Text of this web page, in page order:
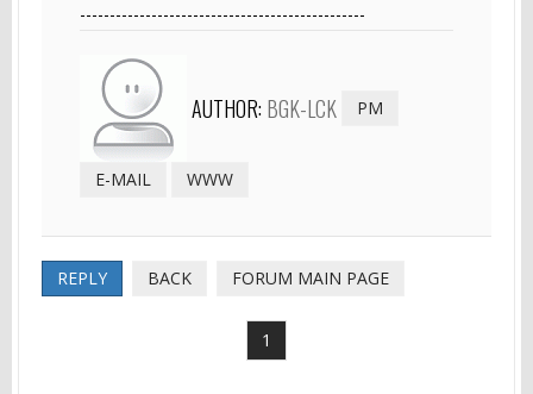
------------------------------------------------
AUTHOR: BGK-LCK PM
E-MAIL WWW
REPLY BACK FORUM MAIN PAGE
1